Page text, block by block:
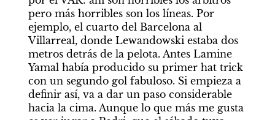
pero más horribles son los líneas. Por
ejemplo, el cuarto del Barcelona al
Villarreal, donde Lewandowski estaba dos
metros detrás de la pelota. Antes Lamine
Yamal había producido su primer hat trick
con un segundo gol fabuloso. Si empieza a
definir así, va a dar un paso considerable
hacia la cima. Aunque lo que más me gusta